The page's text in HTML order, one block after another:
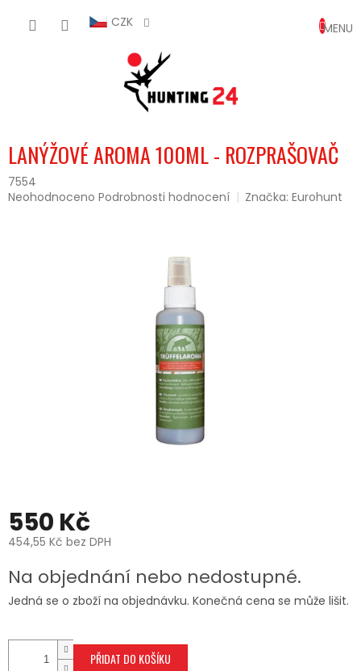
CZK
KOŠÍK
LANÝŽOVÉ AROMA 100ML - ROZPRAŠOVAČ
7554
Průměrné
Neohodnoceno Podrobnosti hodnocení Značka:Eurohunt
550 Kč
454,55 Kč bez DPH
cena:
Na objednání nebo nedostupné.
Jedná se o zboží na objednávku. Konečná cena se může lišit.
PŘIDAT DO KOŠÍKU